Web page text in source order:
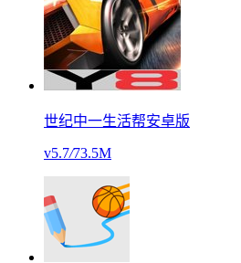
世纪中一生活帮安卓版
v5.7/73.5M